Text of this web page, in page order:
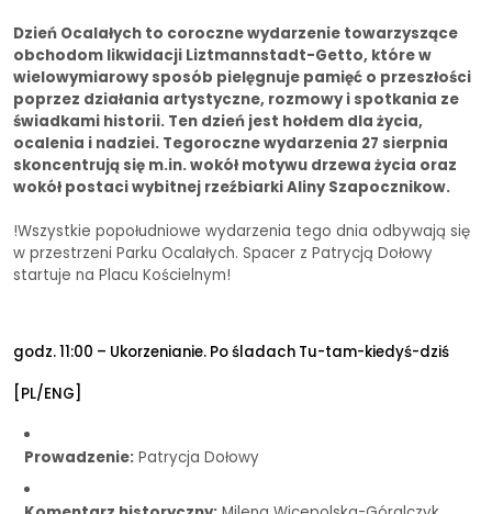
Dzień Ocalałych to coroczne wydarzenie towarzyszące
obchodom likwidacji Liztmannstadt-Getto, które w
wielowymiarowy sposób pielęgnuje pamięć o przeszłości
poprzez działania artystyczne, rozmowy i spotkania ze
świadkami historii. Ten dzień jest hołdem dla życia,
ocalenia i nadziei. Tegoroczne wydarzenia 27 sierpnia
skoncentrują się m.in. wokół motywu drzewa życia oraz
wokół postaci wybitnej rzeźbiarki Aliny Szapocznikow.
!Wszystkie popołudniowe wydarzenia tego dnia odbywają się
w przestrzeni Parku Ocalałych. Spacer z Patrycją Dołowy
startuje na Placu Kościelnym!
godz. 11:00 – Ukorzenianie. Po śladach Tu-tam-kiedyś-dziś
[PL/ENG]
Prowadzenie: Patrycja Dołowy